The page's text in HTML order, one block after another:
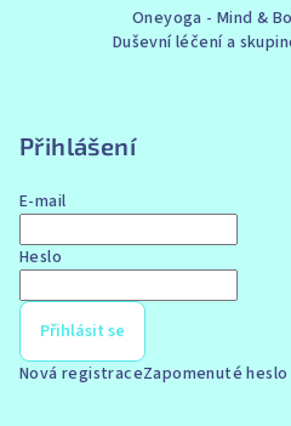
Oneyoga - Mind &
Duševní léčení a
Přihlášení
E-mail
Heslo
Přihlásit se
Nová registraceZapomenuté heslo